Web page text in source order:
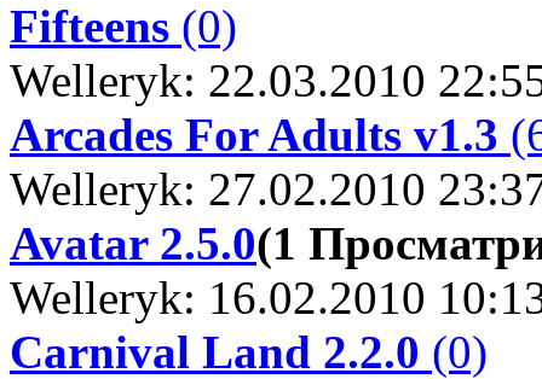
Fifteens (0)
Welleryk: 22.03.2010
Arcades For Adults v1.3
Welleryk: 27.02.2010
Avatar 2.5.0(1
Welleryk: 16.02.2010
Carnival Land 2.2.0 (0)